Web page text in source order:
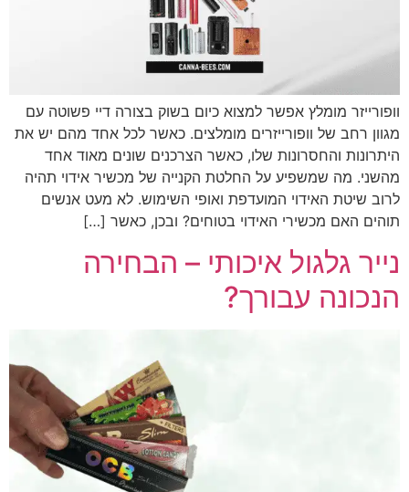
וופורייזר מומלץ אפשר למצוא כיום בשוק בצורה דיי פשוטה עם
מגוון רחב של וופורייזרים מומלצים. כאשר לכל אחד מהם יש את
היתרונות והחסרונות שלו, כאשר הצרכנים שונים מאוד אחד
מהשני. מה שמשפיע על החלטת הקנייה של מכשיר אידוי תהיה
לרוב שיטת האידוי המועדפת ואופי השימוש. לא מעט אנשים
תוהים האם מכשירי האידוי בטוחים? ובכן, כאשר […]
נייר גלגול איכותי – הבחירה
הנכונה עבורך?